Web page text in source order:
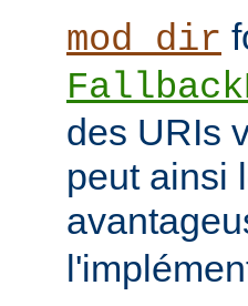
mod_dir
des URIs
peut ainsi